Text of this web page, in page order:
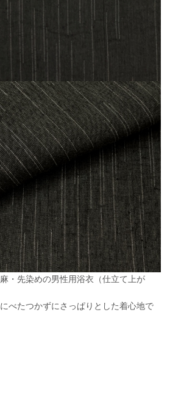
・先染めの男性用浴衣（仕立て上が
べたつかずにさっぱりとした着心地で